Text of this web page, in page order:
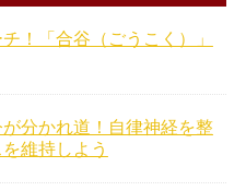
！「合谷（ごうこく）」
分かれ道！自律神経を整
維持しよう